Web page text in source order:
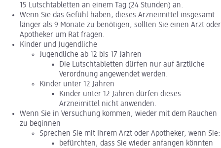
15 Lutschtabletten an einem Tag (24 Stunden) an.
Wenn Sie das Gefühl haben, dieses Arzneimittel insgesamt
länger als 9 Monate zu benötigen, sollten Sie einen Arzt oder
Apotheker um Rat fragen.
Kinder und Jugendliche
Jugendliche ab 12 bis 17 Jahren
Die Lutschtabletten dürfen nur auf ärztliche
Verordnung angewendet werden.
Kinder unter 12 Jahren
Kinder unter 12 Jahren dürfen dieses
Arzneimittel nicht anwenden.
Wenn Sie in Versuchung kommen, wieder mit dem Rauchen
zu beginnen
Sprechen Sie mit Ihrem Arzt oder Apotheker, wenn Sie:
befürchten, dass Sie wieder anfangen könnten